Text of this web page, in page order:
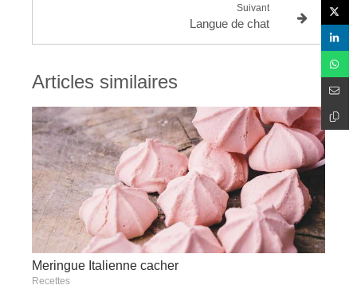
Suivant
Langue de chat
Articles similaires
Meringue Italienne cacher
Recettes